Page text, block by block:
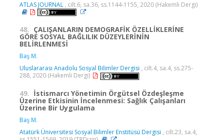
ATLAS JOURNAL , cilt.6, sa.36, ss.1144-1155, 2020 (Hakemli Dergi)
48. ÇALIŞANLARIN DEMOGRAFİK ÖZELLİKLERİNE
GÖRE SOSYAL BAĞLILIK DÜZEYLERİNİN
BELİRLENMESİ
Baş M.
Uluslararası Anadolu Sosyal Bilimler Dergisi , cilt.4, sa.4, ss.275-
288, 2020 (Hakemli Dergi)
49. İstismarcı Yönetimin Örgütsel Özdeşleşme
Üzerine Etkisinin İncelenmesi: Sağlık Çalışanları
Üzerine Bir Uygulama
Baş M.
Atatürk Üniversitesi Sosyal Bilimler Enstitüsü Dergisi , cilt.23, sa.4,